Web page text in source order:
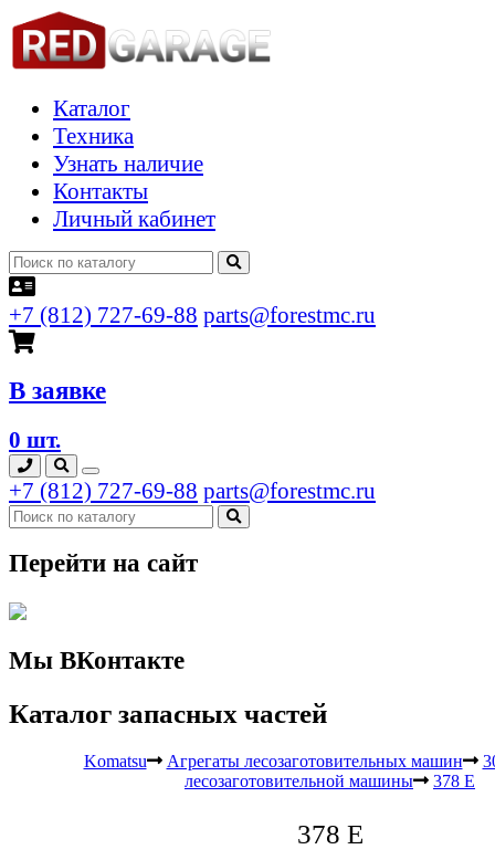
Каталог
Техника
Узнать наличие
Контакты
Личный кабинет
+7 (812) 727-69-88 parts@forestmc.ru
В заявке
0 шт.
+7 (812) 727-69-88 parts@forestmc.ru
Перейти на сайт
Мы ВКонтакте
Каталог запасных частей
Komatsu Агрегаты лесозаготовительных машин
лесозаготовительной машины
378 E
378 E